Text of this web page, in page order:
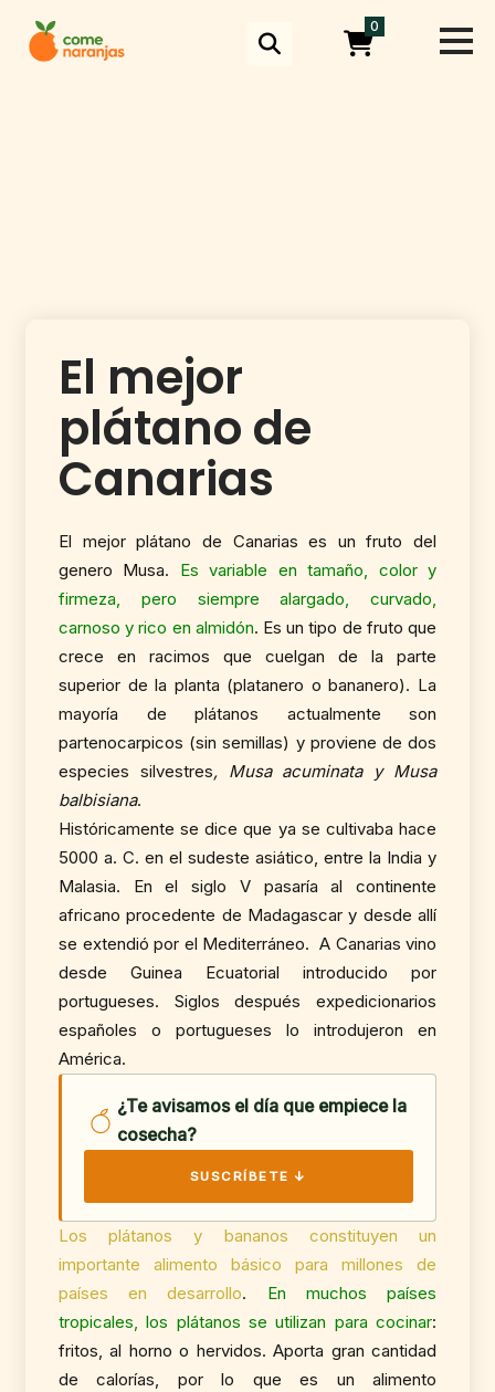
0
El mejor
plátano de
Canarias
El mejor plátano de Canarias es un fruto del
genero Musa. Es variable en tamaño, color y
firmeza, pero siempre alargado, curvado,
carnoso y rico en almidón. Es un tipo de fruto que
crece en racimos que cuelgan de la parte
superior de la planta (platanero o bananero). La
mayoría de plátanos actualmente son
partenocarpicos (sin semillas) y proviene de dos
especies silvestres, Musa acuminata y Musa
balbisiana.
Históricamente se dice que ya se cultivaba hace
5000 a. C. en el sudeste asiático, entre la India y
Malasia. En el siglo V pasaría al continente
africano procedente de Madagascar y desde allí
se extendió por el Mediterráneo. A Canarias vino
desde Guinea Ecuatorial introducido por
portugueses. Siglos después expedicionarios
españoles o portugueses lo introdujeron en
América.
¿Te avisamos el día que empiece la
cosecha?
SUSCRÍBETE ↓
Los plátanos y bananos constituyen un
importante alimento básico para millones de
países en desarrollo. En muchos países
tropicales, los plátanos se utilizan para cocinar:
fritos, al horno o hervidos. Aporta gran cantidad
de calorías, por lo que es un alimento